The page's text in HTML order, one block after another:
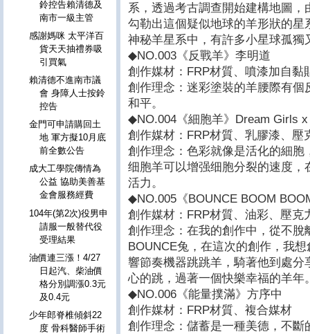
系，透過考古調查開始建構地圖
勾勒出這個疑似地球的羊形狀的
神秘羊星系中，有許多小星球孤獨
◆NO.003《反戰羊》李明道
創作媒材：FRP材質、噴漆加自黏
創作理念：迷彩塗裝的羊腰際有
和平。
◆NO.004《細胞羊》Dream Girls x
創作媒材：FRP材質、乳膠漆、壓
創作理念：色彩就像是活化的細
细胞羊可以增强细胞分裂的速度
活力。
◆NO.005《BOUNCE BOOM
創作媒材：FRP材質、油彩、壓克
創作理念：在我的創作中，從不
BOUNCE兔，在這次的創作，我
響節奏機器跳跳羊，騎著他到處
心的跳，過著一個快樂幸福的羊年
◆NO.006《能量撲滿》方序中
創作媒材：FRP材質、複合媒材
創作理念：儲蓄是一種美德，不
鈴控告賴清德及
南市一級主管
感謝媽咪 太平洋百
貨天天抽禮券吸
引買氣
賴清德不進南市議
會 身障人士按鈴
控告
金門可申請購回土
地 軍方擬10月底
前全數公告
成大工學院傳情為
公益 協助美善基
金會服務經費
104年(第2次)役男申
請服一般替代役
受理結果
油價連三漲！4/27
日起汽、柴油價
格分別調漲0.3元
及0.4元
少年郎脊椎傾斜22
度 骨科醫師手術